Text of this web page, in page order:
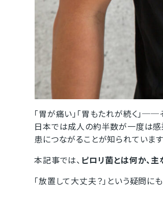
「胃が痛い」「胃もたれが続く」
日本では成人の約半数が一度は感
患につながることが知られています
本記事では、 ピロリ菌とは何か、
「放置して大丈夫？」という疑問に